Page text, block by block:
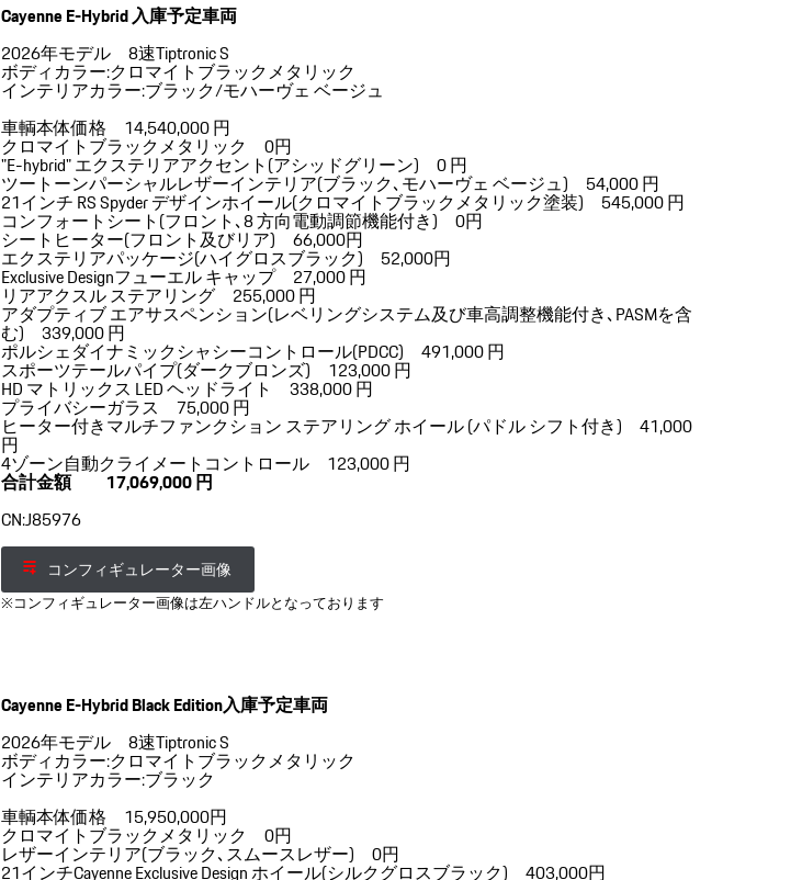
Cayenne E-Hybrid 入庫予定車両
2026年モデル 8速Tiptronic S
ボディカラー:クロマイトブラックメタリック
インテリアカラー:ブラック/モハーヴェ ベージュ
車輌本体価格 14,540,000 円
クロマイトブラックメタリック 0円
"E-hybrid" エクステリアアクセント(アシッドグリーン) 0 円
ツートーンパーシャルレザーインテリア(ブラック､モハーヴェ ベージュ) 54,000 円
21インチ RS Spyder デザインホイール(クロマイトブラックメタリック塗装) 545,000 円
コンフォートシート(フロント､8 方向電動調節機能付き) 0円
シートヒーター(フロント及びリア) 66,000円
エクステリアパッケージ(ハイグロスブラック) 52,000円
Exclusive Designフューエル キャップ 27,000 円
リアアクスル ステアリング 255,000 円
アダプティブ エアサスペンション(レベリングシステム及び車高調整機能付き､PASMを含
む) 339,000 円
ポルシェダイナミックシャシーコントロール(PDCC) 491,000 円
スポーツテールパイプ(ダークブロンズ) 123,000 円
HD マトリックス LED ヘッドライト 338,000 円
プライバシーガラス 75,000 円
ヒーター付きマルチファンクション ステアリング ホイール (パドル シフト付き) 41,000
円
4ゾーン自動クライメートコントロール 123,000 円
合計金額 17,069,000 円
CN:J85976
コンフィギュレーター画像
※コンフィギュレーター画像は左ハンドルとなっております
Cayenne E-Hybrid Black Edition入庫予定車両
2026年モデル 8速Tiptronic S
ボディカラー:クロマイトブラックメタリック
インテリアカラー:ブラック
車輌本体価格 15,950,000円
クロマイトブラックメタリック 0円
レザーインテリア(ブラック､スムースレザー) 0円
21インチCayenne Exclusive Design ホイール(シルクグロスブラック) 403,000円